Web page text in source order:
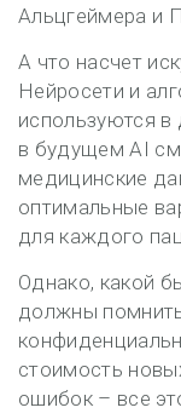
Альцгеймера и
А что насчет
Нейросети и
используются
в будущем AI
медицинские
оптимальные
для каждого
Однако, какой
должны
стоимость
ошибок – все